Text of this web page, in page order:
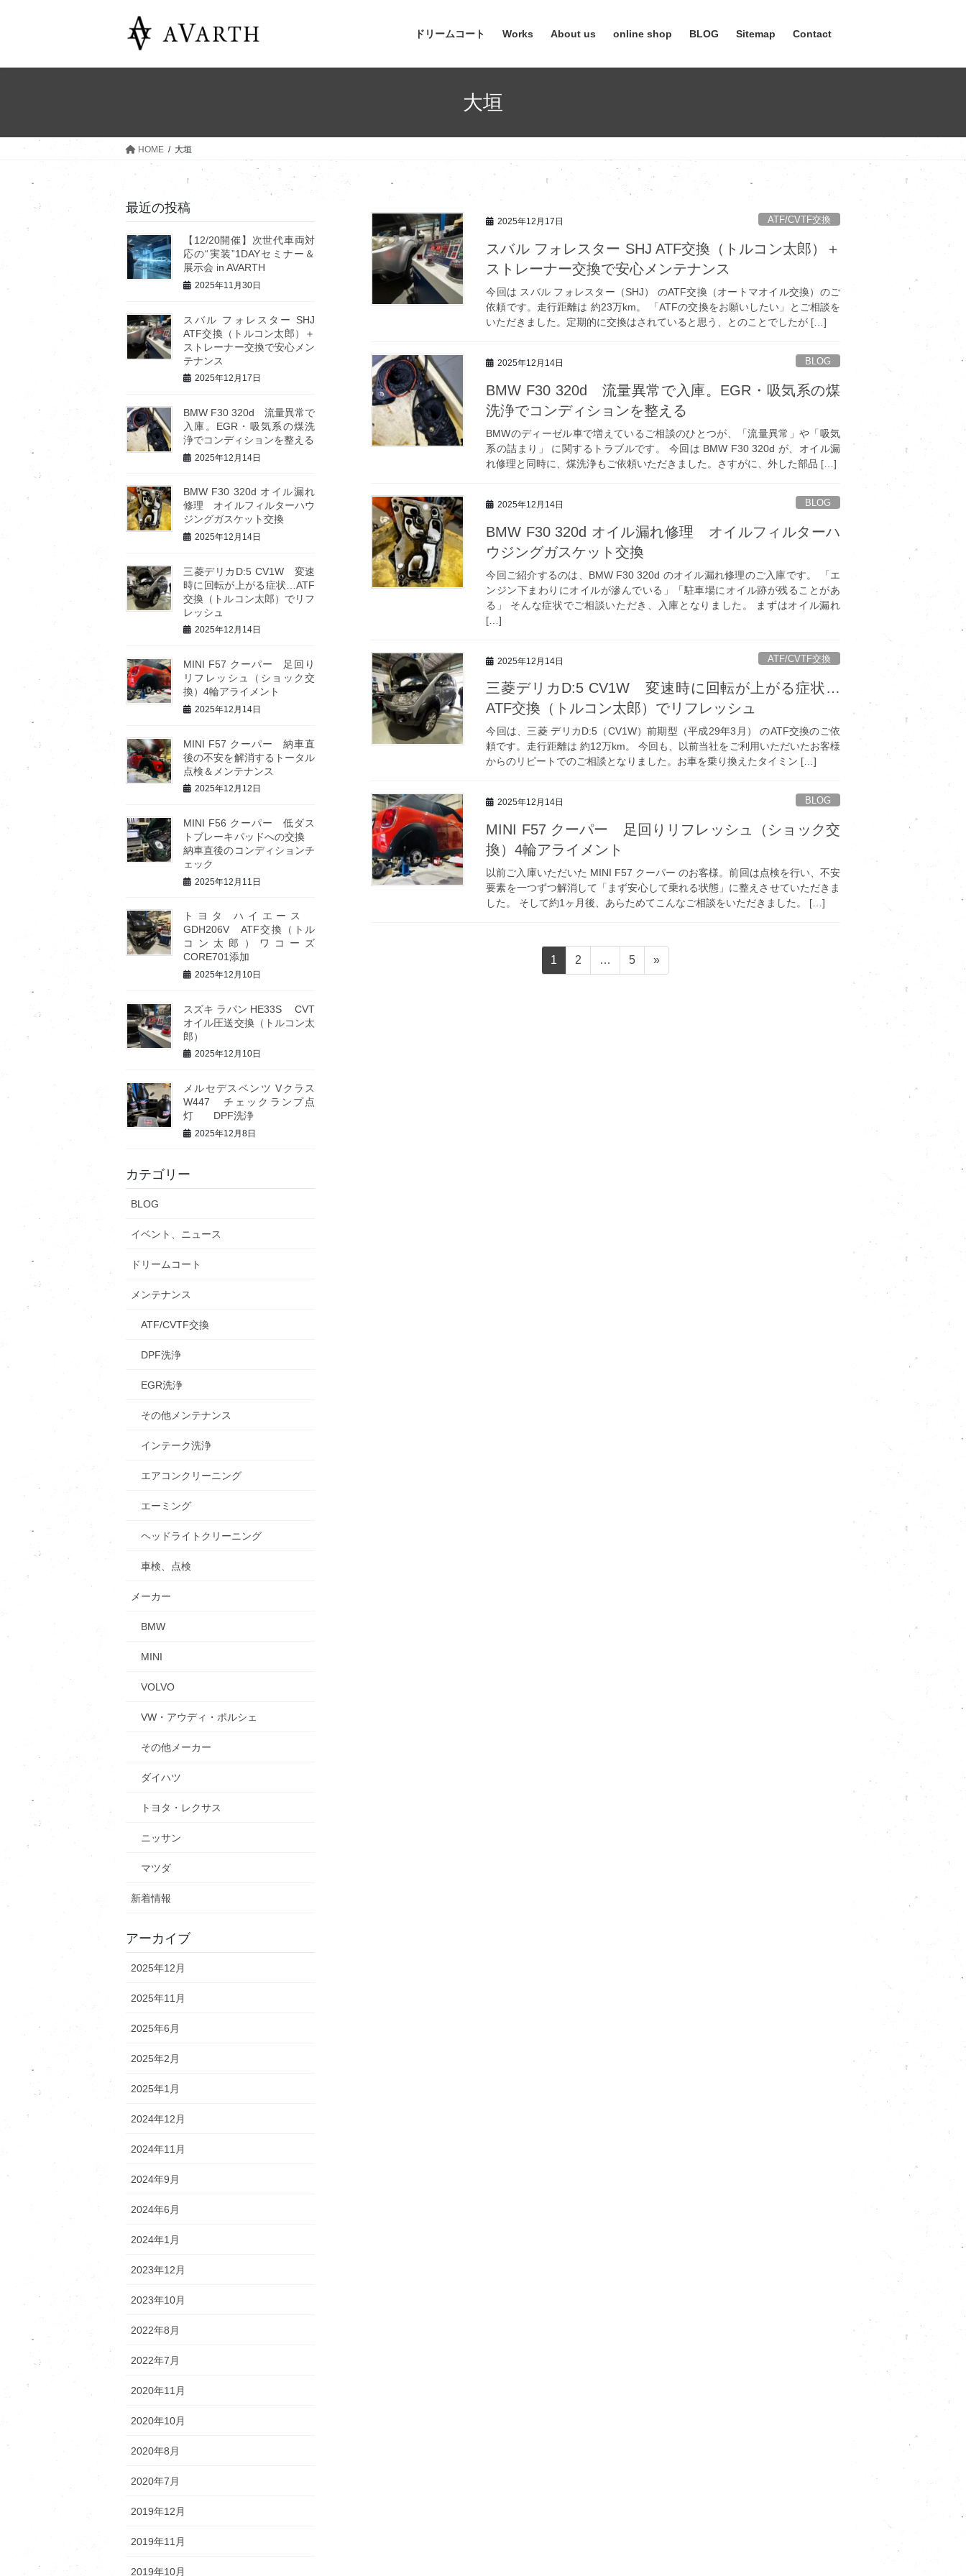
ドリームコート Works About us online shop BLOG Sitemap Contact
大垣
HOME 大垣
2025年12月17日 ATF/CVTF交換
スバル フォレスター SHJ ATF交換（トルコン太郎）＋
ストレーナー交換で安心メンテナンス
今回は スバル フォレスター（SHJ） のATF交換（オートマオイル交換）のご
依頼です。走行距離は 約23万km。 「ATFの交換をお願いしたい」とご相談を
いただきました。定期的に交換はされていると思う、とのことでしたが […]
2025年12月14日 BLOG
BMW F30 320d 流量異常で入庫。EGR・吸気系の煤
洗浄でコンディションを整える
BMWのディーゼル車で増えているご相談のひとつが、「流量異常」や「吸気
系の詰まり」 に関するトラブルです。 今回は BMW F30 320d が、オイル漏
れ修理と同時に、煤洗浄もご依頼いただきました。さすがに、外した部品 […]
2025年12月14日 BLOG
BMW F30 320d オイル漏れ修理 オイルフィルターハ
ウジングガスケット交換
今回ご紹介するのは、BMW F30 320d のオイル漏れ修理のご入庫です。 「エ
ンジン下まわりにオイルが滲んでいる」「駐車場にオイル跡が残ることがあ
る」 そんな症状でご相談いただき、入庫となりました。 まずはオイル漏れ
[…]
2025年12月14日 ATF/CVTF交換
三菱デリカD:5 CV1W 変速時に回転が上がる症状…
ATF交換（トルコン太郎）でリフレッシュ
今回は、三菱 デリカD:5（CV1W）前期型（平成29年3月） のATF交換のご依
頼です。走行距離は 約12万km。 今回も、以前当社をご利用いただいたお客様
からのリピートでのご相談となりました。お車を乗り換えたタイミン […]
2025年12月14日 BLOG
MINI F57 クーパー 足回りリフレッシュ（ショック交
換）4輪アライメント
以前ご入庫いただいた MINI F57 クーパー のお客様。前回は点検を行い、不安
要素を一つずつ解消して「まず安心して乗れる状態」に整えさせていただきま
した。 そして約1ヶ月後、あらためてこんなご相談をいただきました。 […]
固
定
1
固
定
2 …
固
定
5 »
最近の投稿
【12/20開催】次世代車両対
応の“実装”1DAYセミナー＆
展示会 in AVARTH
2025年11月30日
スバル フォレスター SHJ
ATF交換（トルコン太郎）＋
ストレーナー交換で安心メン
テナンス
2025年12月17日
BMW F30 320d 流量異常で
入庫。EGR・吸気系の煤洗
浄でコンディションを整える
2025年12月14日
BMW F30 320d オイル漏れ
修理 オイルフィルターハウ
ジングガスケット交換
2025年12月14日
三菱デリカD:5 CV1W 変速
時に回転が上がる症状…ATF
交換（トルコン太郎）でリフ
レッシュ
2025年12月14日
MINI F57 クーパー 足回り
リフレッシュ（ショック交
換）4輪アライメント
2025年12月14日
MINI F57 クーパー 納車直
後の不安を解消するトータル
点検＆メンテナンス
2025年12月12日
MINI F56 クーパー 低ダス
トブレーキパッドへの交換
納車直後のコンディションチ
ェック
2025年12月11日
トヨタ ハイエース
GDH206V ATF交換（トル
コン太郎）ワコーズ
CORE701添加
2025年12月10日
スズキ ラパン HE33S CVT
オイル圧送交換（トルコン太
郎）
2025年12月10日
メルセデスベンツ Vクラス
W447 チェックランプ点
灯 DPF洗浄
2025年12月8日
カテゴリー
BLOG
イベント、ニュース
ドリームコート
メンテナンス
ATF/CVTF交換
DPF洗浄
EGR洗浄
その他メンテナンス
インテーク洗浄
エアコンクリーニング
エーミング
ヘッドライトクリーニング
車検、点検
メーカー
BMW
MINI
VOLVO
VW・アウディ・ポルシェ
その他メーカー
ダイハツ
トヨタ・レクサス
ニッサン
マツダ
新着情報
アーカイブ
2025年12月
2025年11月
2025年6月
2025年2月
2025年1月
2024年12月
2024年11月
2024年9月
2024年6月
2024年1月
2023年12月
2023年10月
2022年8月
2022年7月
2020年11月
2020年10月
2020年8月
2020年7月
2019年12月
2019年11月
2019年10月